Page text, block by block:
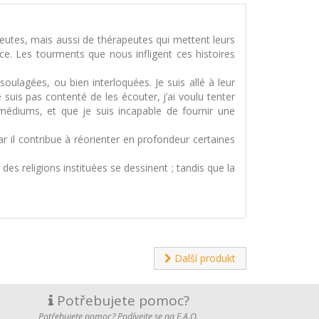
mais aussi de thérapeutes qui mettent leurs
Les tourments que nous infligent ces histoires
ou bien interloquées. Je suis allé à leur
pas contenté de les écouter, j’ai voulu tenter
et que je suis incapable de fournir une
il contribue à réorienter en profondeur certaines
religions instituées se dessinent ; tandis que la
Další produkt
Potřebujete pomoc?
Potřebujete pomoc? Podívejte se na F.A.Q.